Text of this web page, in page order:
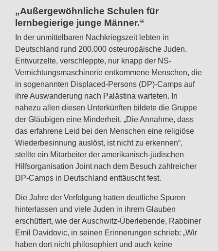
„Außergewöhnliche Schulen für
lernbegierige junge Männer.“
In der unmittelbaren Nachkriegszeit lebten in
Deutschland rund 200.000 osteuropäische Juden.
Entwurzelte, verschleppte, nur knapp der NS-
Vernichtungsmaschinerie entkommene Menschen, die
in sogenannten Displaced-Persons (DP)-Camps auf
ihre Auswanderung nach Palästina warteten. In
nahezu allen diesen Unterkünften bildete die Gruppe
der Gläubigen eine Minderheit. „Die Annahme, dass
das erfahrene Leid bei den Menschen eine religiöse
Wiederbesinnung auslöst, ist nicht zu erkennen“,
stellte ein Mitarbeiter der amerikanisch-jüdischen
Hilfsorganisation Joint nach dem Besuch zahlreicher
DP-Camps in Deutschland enttäuscht fest.
Die Jahre der Verfolgung hatten deutliche Spuren
hinterlassen und viele Juden in ihrem Glauben
erschüttert, wie der Auschwitz-Überlebende, Rabbiner
Emil Davidovic, in seinen Erinnerungen schrieb: „Wir
haben dort nicht philosophiert und auch keine